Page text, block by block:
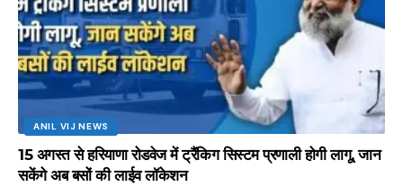
ANIL VIJ NEWS
15 अगस्त से हरियाणा रोडवेज में ट्रैंकिग सिस्टम प्रणाली होगी लागू, जान
सकेंगे अब बसों की लाईव लॉकेशन